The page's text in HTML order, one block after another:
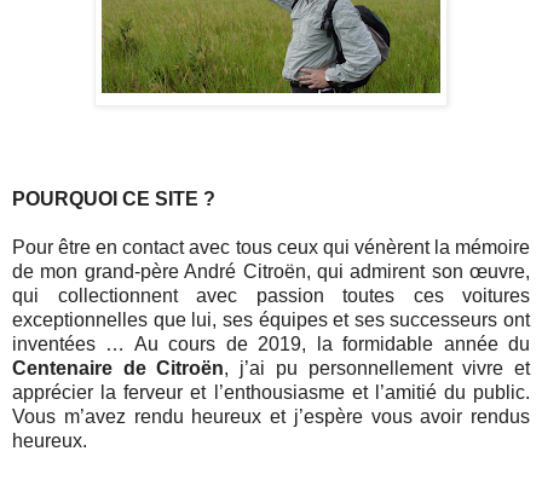
POURQUOI CE SITE ?
Pour être en contact avec tous ceux qui vénèrent la mémoire
de mon grand-père André Citroën, qui admirent son œuvre,
qui collectionnent avec passion toutes ces voitures
exceptionnelles que lui, ses équipes et ses successeurs ont
inventées … Au cours de 2019, la formidable année du
Centenaire de Citroën, j’ai pu personnellement vivre et
apprécier la ferveur et l’enthousiasme et l’amitié du public.
Vous m’avez rendu heureux et j’espère vous avoir rendus
heureux.